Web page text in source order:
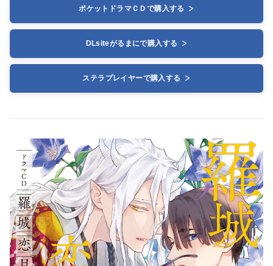
ポケットドラマＣＤで購入する
DLsiteがるまにで購入する
ステラプレイヤーで購入する